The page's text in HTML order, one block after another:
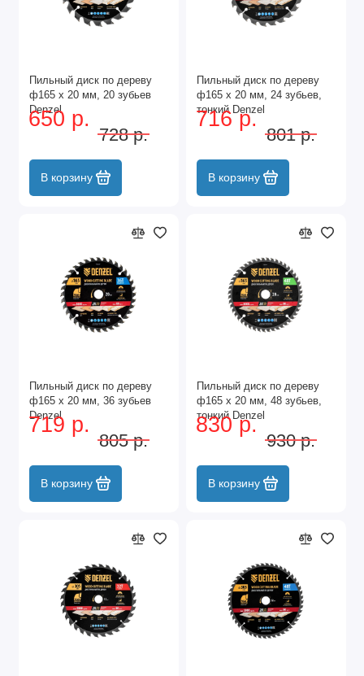
Пильный диск по дереву
ф165 х 20 мм, 20 зубьев
Denzel
650 р.
728 р.
В корзину
Пильный диск по дереву
ф165 х 20 мм, 24 зубьев,
тонкий Denzel
716 р.
801 р.
В корзину
Пильный диск по дереву
ф165 х 20 мм, 36 зубьев
Denzel
719 р.
805 р.
В корзину
Пильный диск по дереву
ф165 х 20 мм, 48 зубьев,
тонкий Denzel
830 р.
930 р.
В корзину